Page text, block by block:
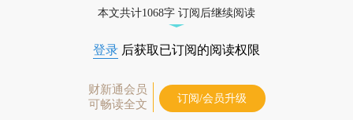
本文共计1068字 订阅后继续阅读
登录 后获取已订阅的阅读权限
财新通会员
可畅读全文
订阅/会员升级